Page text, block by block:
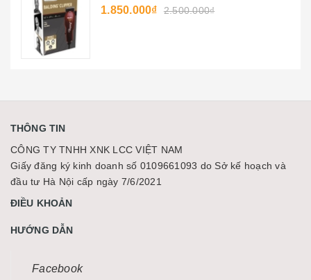
1.850.000₫ 2.500.000₫
THÔNG TIN
CÔNG TY TNHH XNK LCC VIỆT NAM
Giấy đăng ký kinh doanh số 0109661093 do Sở kế hoạch và
đầu tư Hà Nội cấp ngày 7/6/2021
ĐIỀU KHOẢN
HƯỚNG DẪN
Facebook